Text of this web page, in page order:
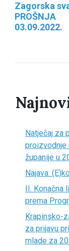
Zagorska
PROŠNJA
03.09.2022.
Natječaj za
proizvodnje
županije u
Najava:
II. Konačna
prema
Krapinsko-
za prijavu
mlade za